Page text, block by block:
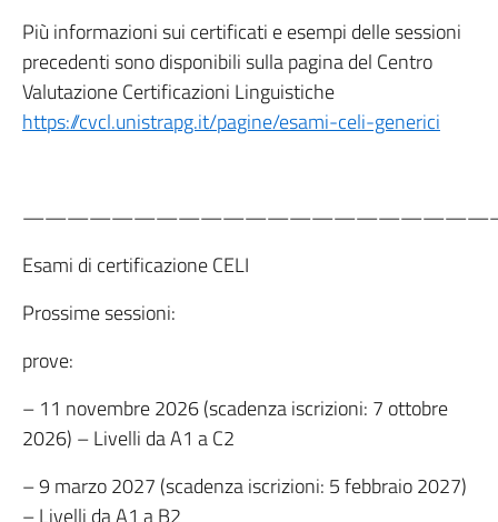
Più informazioni sui certificati e esempi delle sessioni
precedenti sono disponibili sulla pagina del Centro
Valutazione Certificazioni Linguistiche
https://cvcl.unistrapg.it/pagine/esami-celi-generici
Esami di certificazione CELI
Prossime sessioni:
prove:
– 11 novembre 2026 (scadenza iscrizioni: 7 ottobre
2026) – Livelli da A1 a C2
– 9 marzo 2027 (scadenza iscrizioni: 5 febbraio 2027)
– Livelli da A1 a B2